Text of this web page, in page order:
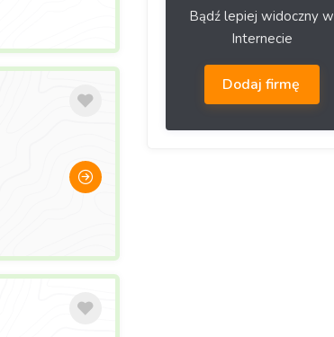
Bądź lepiej widoczny w
Internecie
Dodaj firmę